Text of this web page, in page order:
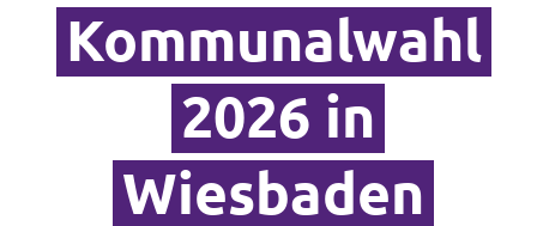
Kommunalwahl
2026 in
Wiesbaden